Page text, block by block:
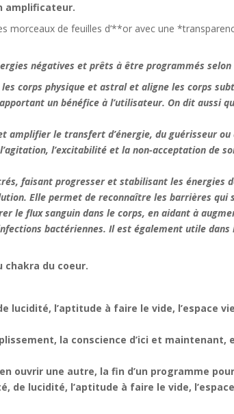
amplificateur.
morceaux de feuilles d’**or avec une
négatives et prêts à être programmés selon
corps physique et astral et aligne les corps
un bénéfice à l’utilisateur. On dit aussi
amplifier le transfert d’énergie, du guérisseur
l’excitabilité et la non-acceptation de
faisant progresser et stabilisant les
Elle permet de reconnaître les barrières
le flux sanguin dans le corps, en aidant à
bactériennes. Il est également utile
du coeur.
l’aptitude à faire le vide, l’espace
la conscience d’ici et
ouvrir une autre, la fin d’un programme
lucidité, l’aptitude à faire le vide,